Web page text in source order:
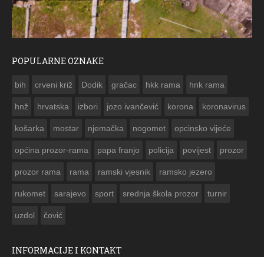
POPULARNE OZNAKE
bih crveni križ Dodik gračac hkk rama hnk rama
hnž hrvatska izbori jozo ivančević korona koronavirus
košarka mostar njemačka nogomet opcinsko vijeće
općina prozor-rama papa franjo policija povijest prozor
prozor rama rama ramski vjesnik ramsko jezero
rukomet sarajevo sport srednja škola prozor turnir
uzdol čović
INFORMACIJE I KONTAKT